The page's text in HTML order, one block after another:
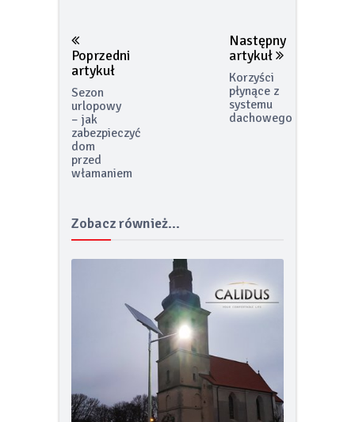
Poprzedni
artykuł
Sezon
urlopowy
– jak
zabezpieczyć
dom
przed
Następny
artykuł
Korzyści
płynące z
systemu
Zobacz również...